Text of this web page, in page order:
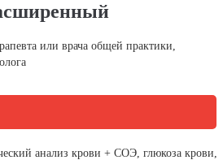
или врача общей практики,
анализ крови + СОЭ, глюкоза крови,